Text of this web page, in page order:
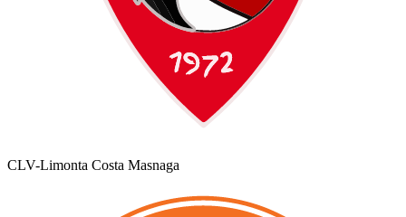
CLV-Limonta Costa Masnaga